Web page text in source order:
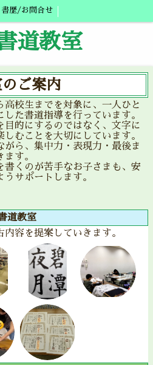
書歴/お問合せ
道教室
ご案内
高校生までを対象に、一人ひと
た書道指導を行っています。
目的にするのではなく、文字に
むことを大切にしています。
がら、集中力・表現力・最後ま
す。
書くのが苦手なお子さまも、安
サポートします。
道教室
容を提案していきます。